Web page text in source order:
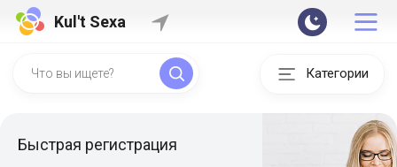
Kul't Sexa
Категории
Быстрая регистрация